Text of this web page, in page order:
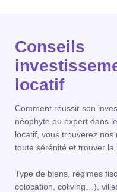
Conseils
locatif
Comment réussir son
néophyte ou expert dans
locatif, vous trouverez
toute sérénité et trouver la
Type de biens, régimes
colocation, coliving…),